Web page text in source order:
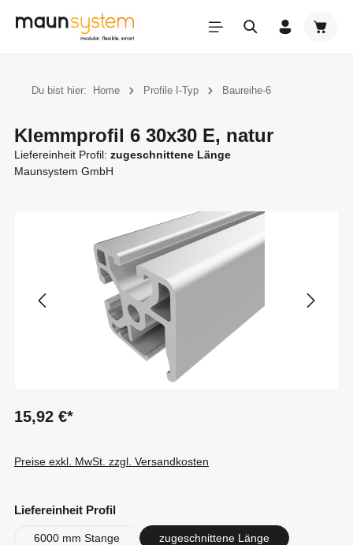
Zum Hauptinhalt springen
Du bist hier: Home Profile I-Typ Baureihe-6
Klemmprofil 6 30x30 E, natur
Liefereinheit Profil: zugeschnittene Länge
Maunsystem GmbH
15,92 €*
Preise exkl. MwSt. zzgl. Versandkosten
Liefereinheit Profilauswählen
6000 mm Stange zugeschnittene Länge